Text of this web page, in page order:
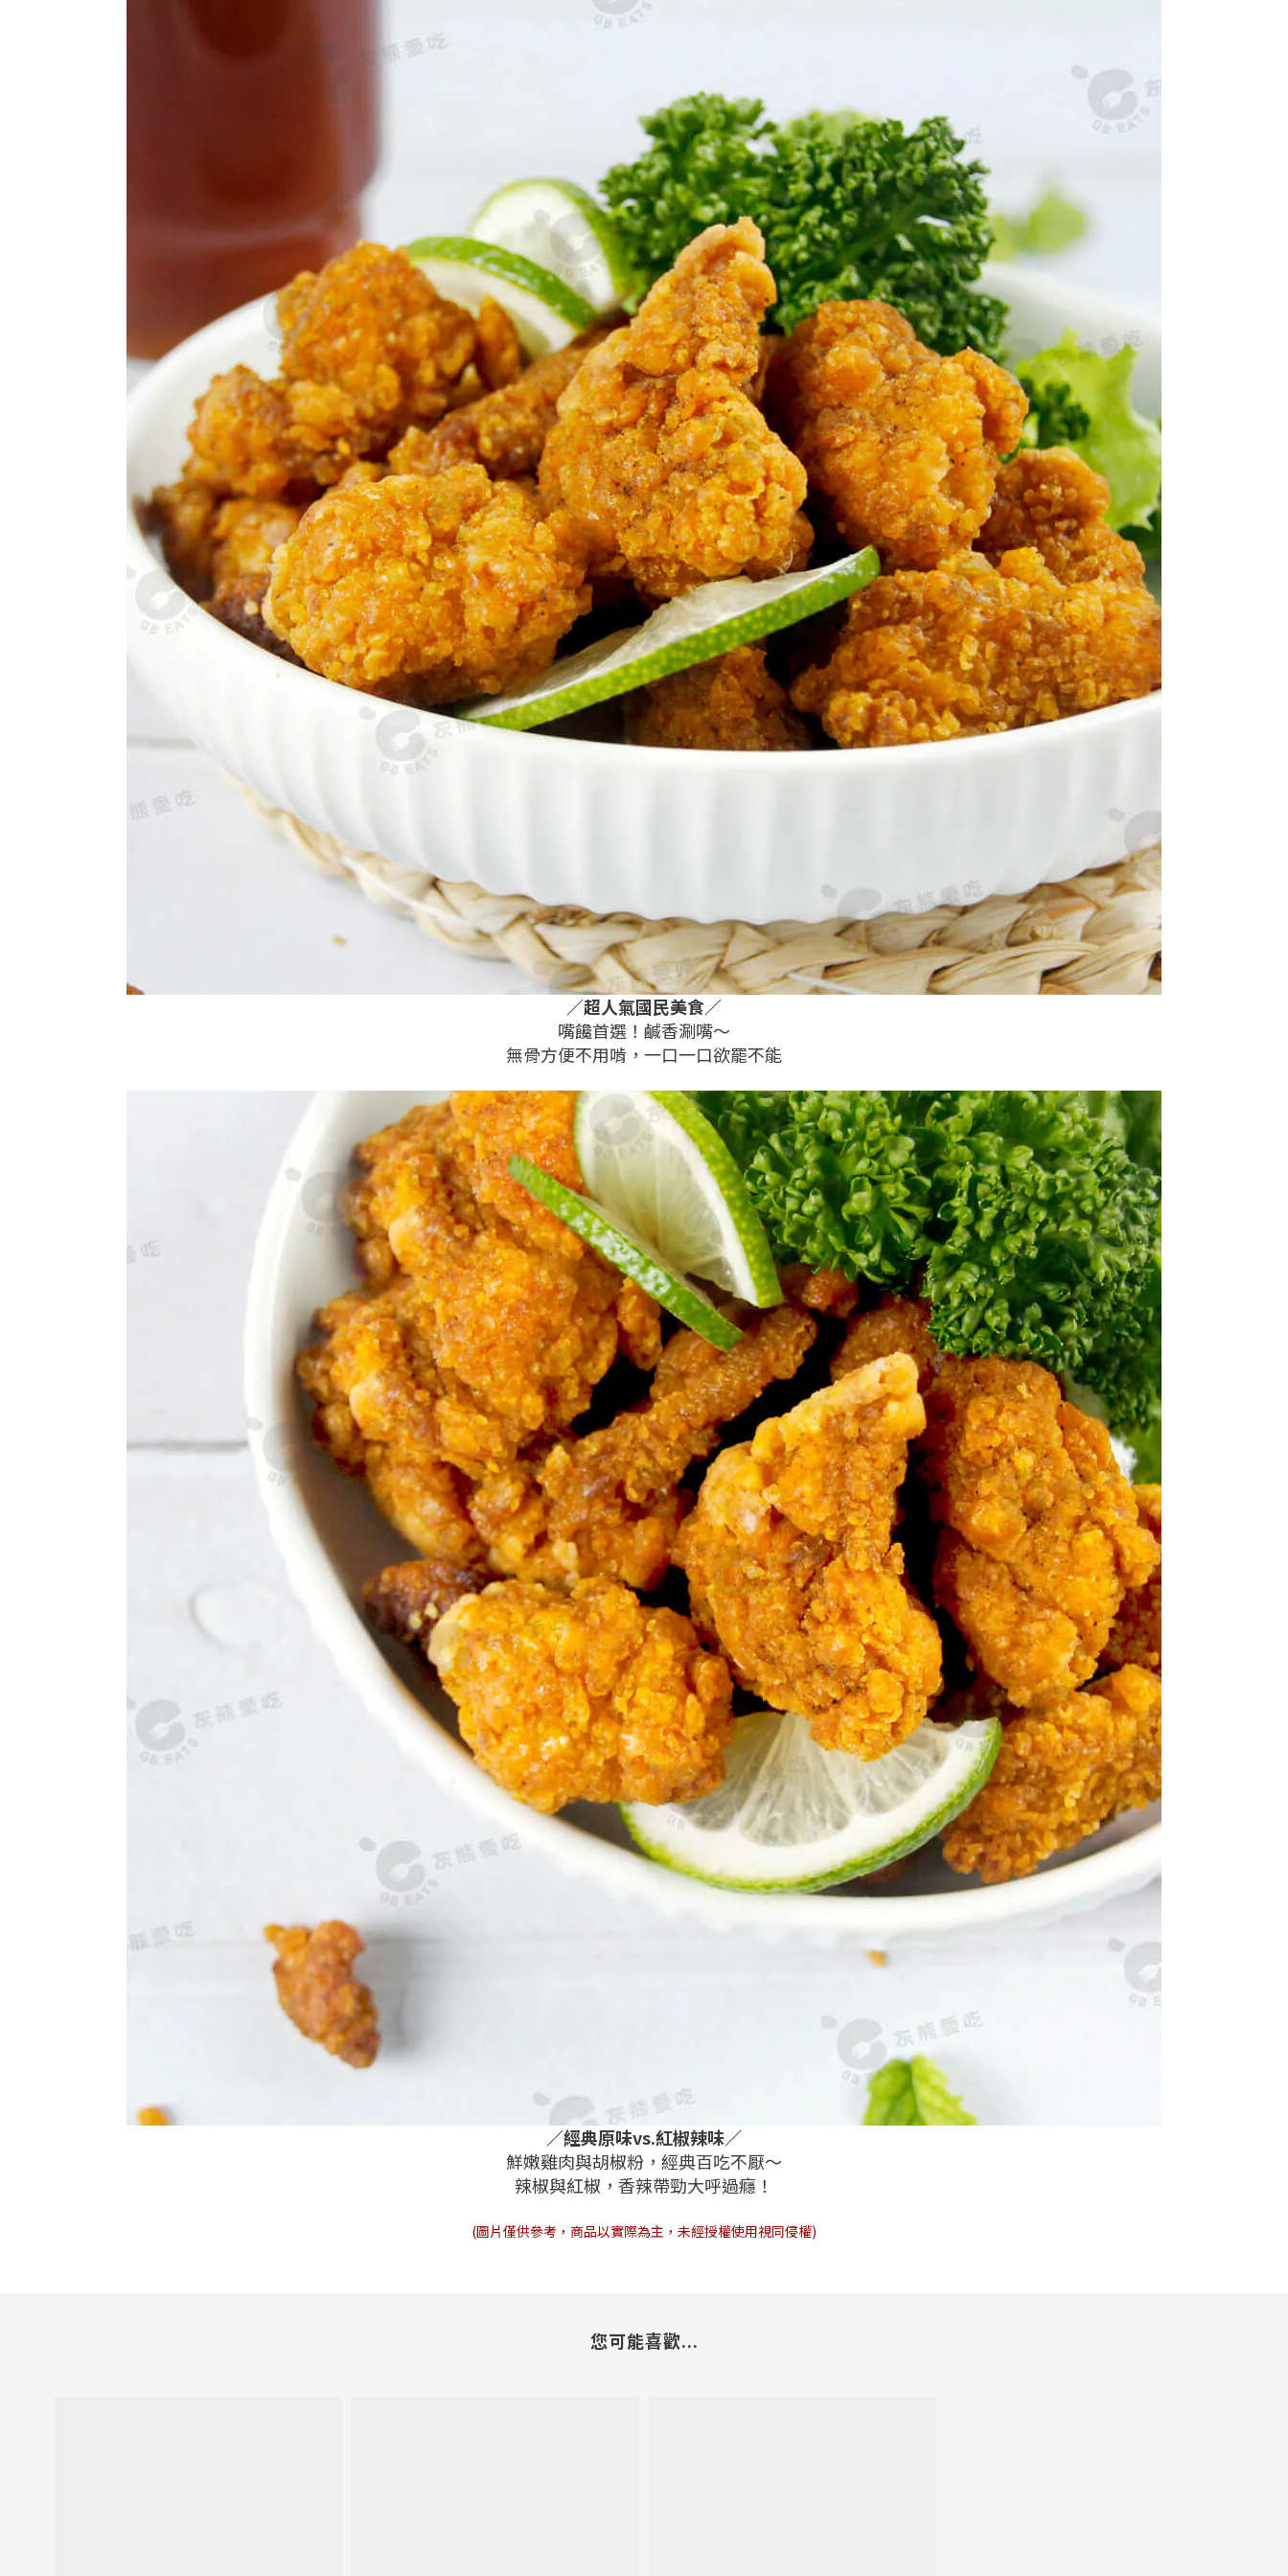
／超人氣國民美食／
嘴饞首選！鹹香涮嘴～
無骨方便不用啃，一口一口欲罷不能
／經典原味vs.紅椒辣味／
鮮嫩雞肉與胡椒粉，經典百吃不厭～
辣椒與紅椒，香辣帶勁大呼過癮！
(圖片僅供參考，商品以實際為主，未經授權使用視同侵權)
您可能喜歡...